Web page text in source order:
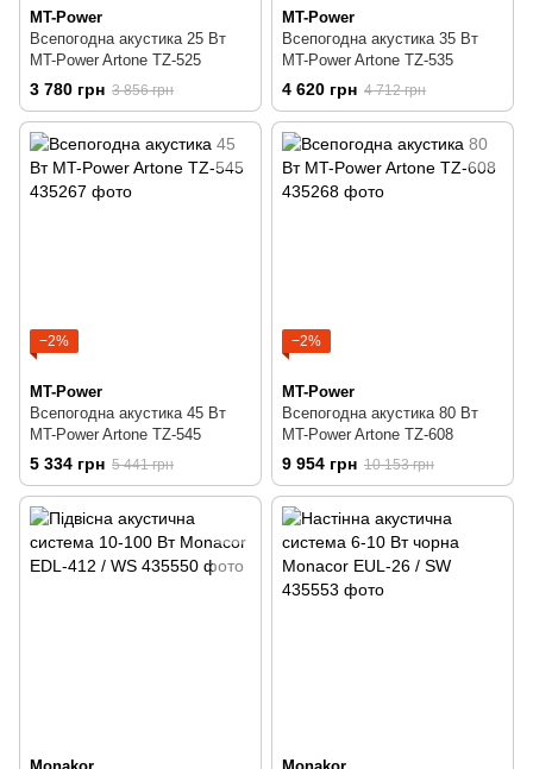
MT-Power
Всепогодна акустика 25 Вт
MT-Power Artone TZ-525
3 780 грн 3 856 грн
MT-Power
Всепогодна акустика 35 Вт
MT-Power Artone TZ-535
4 620 грн 4 712 грн
−2%
MT-Power
Всепогодна акустика 45 Вт
MT-Power Artone TZ-545
5 334 грн 5 441 грн
−2%
MT-Power
Всепогодна акустика 80 Вт
MT-Power Artone TZ-608
9 954 грн 10 153 грн